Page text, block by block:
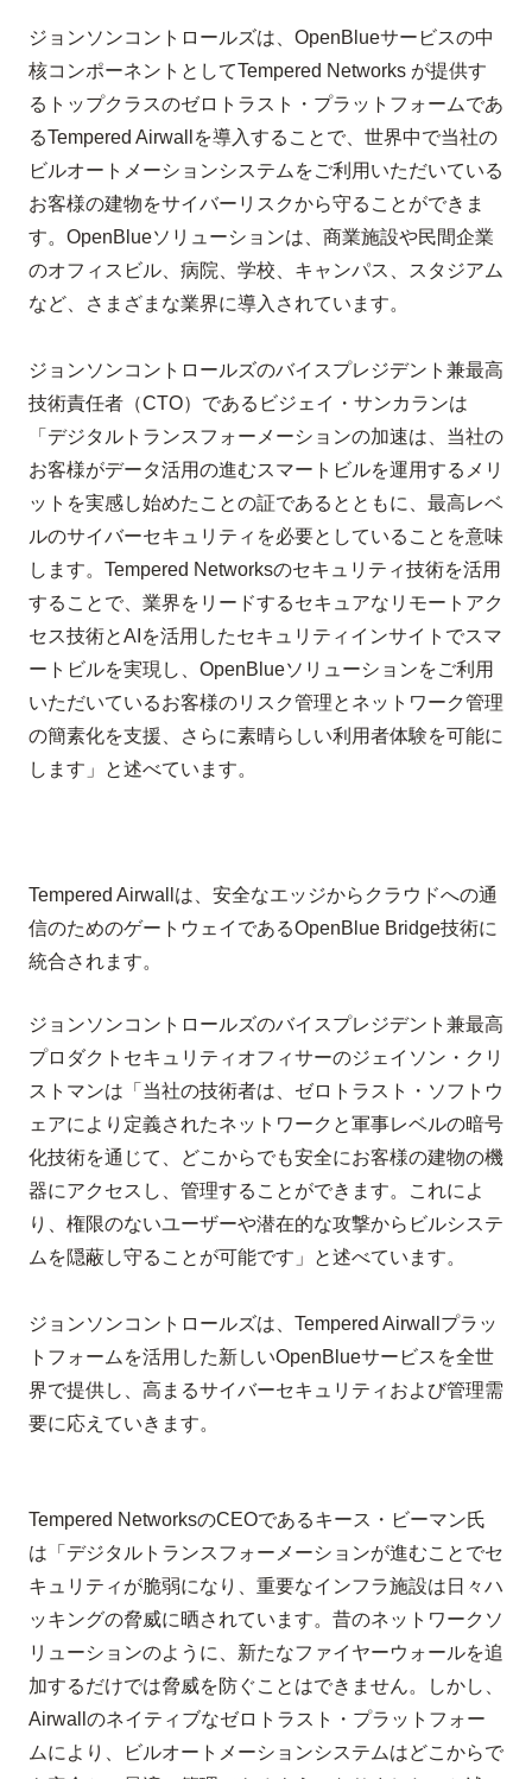
ジョンソンコントロールズは、 OpenBlueサービスの中
核コンポーネントとしてTempered Networks が提供す
るトップクラスのゼロトラスト・プラットフォームであ
るTempered Airwall
を導入することで、世界中で当社の
ビルオートメーションシステムをご利用いただいている
お客様の建物をサイバーリスクから守ることができま
す。 OpenBlueソリューションは、商業施設や民間企業
のオフィスビル、病院、学校、キャンパス、スタジアム
など、さまざまな業界に導入されています。
ジョンソンコントロールズのバイスプレジデント兼最高
技術責任者（CTO）であるビジェイ・サンカランは
「デジタルトランスフォーメーションの加速は、当社の
お客様がデータ活用の進むスマートビルを運用するメリ
ットを実感し始めたことの証であるとともに、最高レベ
ルのサイバーセキュリティを必要としていることを意味
します。 Tempered Networksのセキュリティ技術を活用
することで、業界をリードするセキュアなリモートアク
セス技術とAI を活用したセキュリティインサイトでスマ
ートビルを実現し、 OpenBlueソリューションをご利用
いただいているお客様のリスク管理とネットワーク管理
の簡素化を支援、さらに素晴らしい利用者体験を可能に
します」と述べています。
Tempered Airwall は、安全なエッジからクラウドへの通
信のためのゲートウェイであるOpenBlue Bridge技術に
統合されます。
ジョンソンコントロールズのバイスプレジデント兼最高
プロダクトセキュリティオフィサーのジェイソン・クリ
ストマンは「当社の技術者は、ゼロトラスト・ソフトウ
ェアにより定義されたネットワークと軍事レベルの暗号
化技術を通じて、どこからでも安全にお客様の建物の機
器にアクセスし、管理することができます。これによ
り、権限のないユーザーや潜在的な攻撃からビルシステ
ムを隠蔽し守ることが可能です」と述べています。
ジョンソンコントロールズは、 Tempered Airwall プラッ
トフォームを活用した新しいOpenBlueサービスを全世
界で提供し、高まるサイバーセキュリティおよび管理需
要に応えていきます。
Tempered NetworksのCEOであるキース・ビーマン氏
は「デジタルトランスフォーメーションが進むことでセ
キュリティが脆弱になり、重要なインフラ施設は日々ハ
ッキングの脅威に晒されています。昔のネットワークソ
リューションのように、新たなファイヤーウォールを追
加するだけでは脅威を防ぐことはできません。しかし、
Airwall のネイティブなゼロトラスト・プラットフォー
ムにより、ビルオートメーションシステムはどこからで